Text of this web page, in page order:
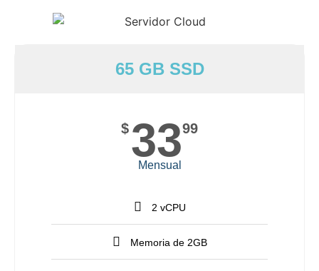
65 GB SSD
$3399
Mensual
2 vCPU
Memoria de 2GB